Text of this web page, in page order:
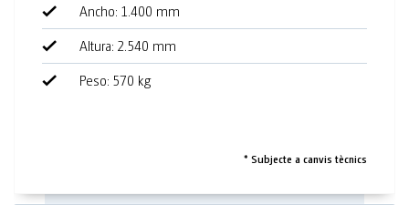
Ancho: 1.400 mm
Altura: 2.540 mm
Peso: 570 kg
* Subjecte a canvis tècnics
Dispensador toallas de papel
Dispensador de jabón
Cabina de connexió